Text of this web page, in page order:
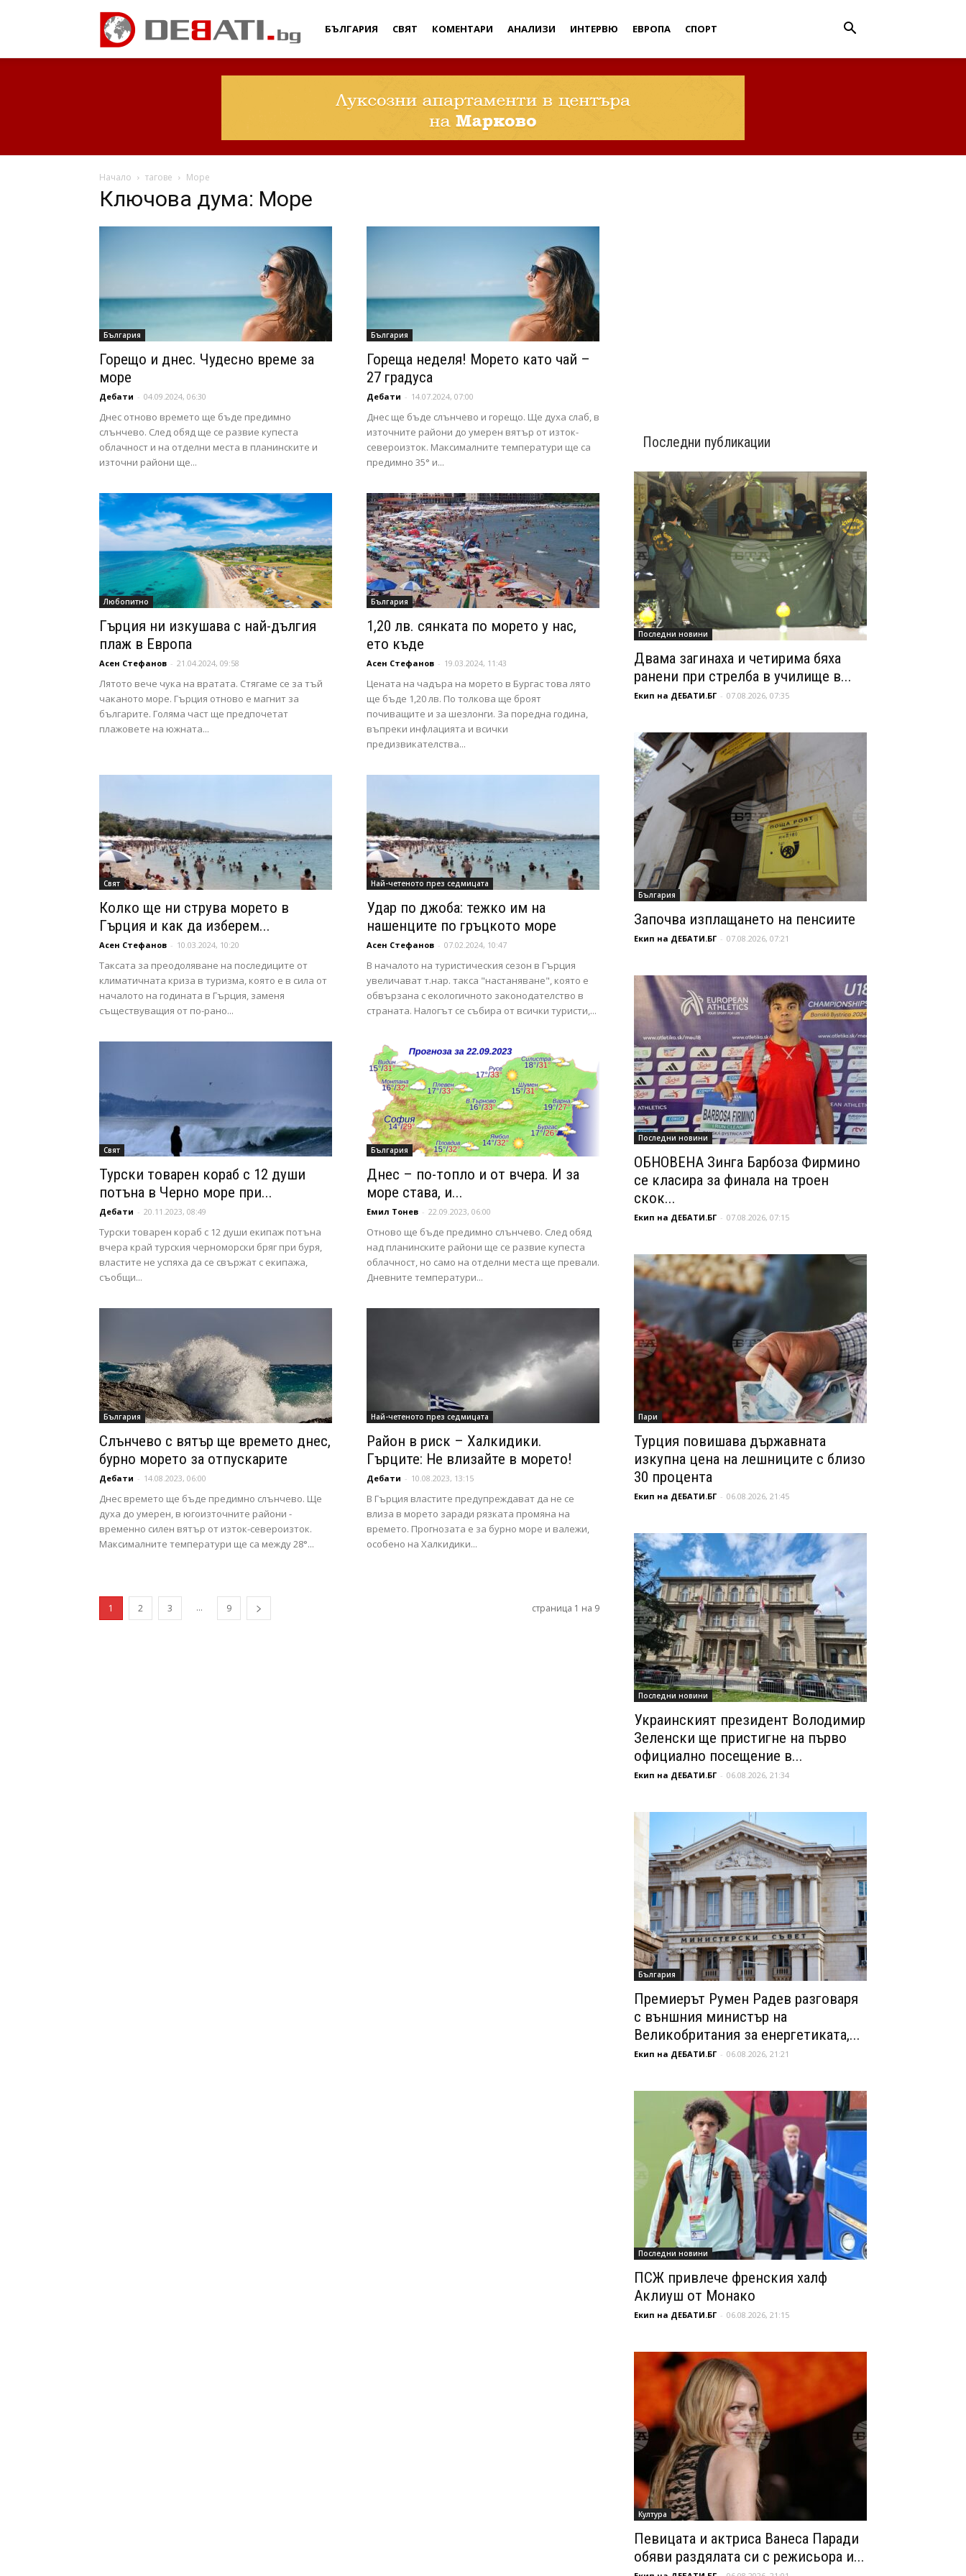
Дебати
БЪЛГАРИЯ СВЯТ КОМЕНТАРИ АНАЛИЗИ ИНТЕРВЮ ЕВРОПА СПОРТ
Начало тагове Море
Ключова дума: Море
България
Горещо и днес. Чудесно време за
море
Дебати - 04.09.2024, 06:30
Днес отново времето ще бъде предимно
слънчево. След обяд ще се развие купеста
облачност и на отделни места в планинските и
източни райони ще...
България
Гореща неделя! Морето като чай –
27 градуса
Дебати - 14.07.2024, 07:00
Днес ще бъде слънчево и горещо. Ще духа слаб, в
източните райони до умерен вятър от изток-
североизток. Максималните температури ще са
предимно 35° и...
Любопитно
Гърция ни изкушава с най-дългия
плаж в Европа
Асен Стефанов - 21.04.2024, 09:58
Лятото вече чука на вратата. Стягаме се за тъй
чаканото море. Гърция отново е магнит за
българите. Голяма част ще предпочетат
плажовете на южната...
България
1,20 лв. сянката по морето у нас,
ето къде
Асен Стефанов - 19.03.2024, 11:43
Цената на чадъра на морето в Бургас това лято
ще бъде 1,20 лв. По толкова ще броят
почиващите и за шезлонги. За поредна година,
въпреки инфлацията и всички
предизвикателства...
Свят
Колко ще ни струва морето в
Гърция и как да изберем...
Асен Стефанов - 10.03.2024, 10:20
Таксата за преодоляване на последиците от
климатичната криза в туризма, която е в сила от
началото на годината в Гърция, заменя
съществуващия от по-рано...
Най-четеното през седмицата
Удар по джоба: тежко им на
нашенците по гръцкото море
Асен Стефанов - 07.02.2024, 10:47
В началото на туристическия сезон в Гърция
увеличават т.нар. такса "настаняване", която е
обвързана с екологичното законодателство в
страната. Налогът се събира от всички туристи,...
Свят
Турски товарен кораб с 12 души
потъна в Черно море при...
Дебати - 20.11.2023, 08:49
Турски товарен кораб с 12 души екипаж потъна
вчера край турския черноморски бряг при буря,
властите не успяха да се свържат с екипажа,
съобщи...
България
Днес – по-топло и от вчера. И за
море става, и...
Емил Тонев - 22.09.2023, 06:00
Отново ще бъде предимно слънчево. След обяд
над планинските райони ще се развие купеста
облачност, но само на отделни места ще превали.
Дневните температури...
България
Слънчево с вятър ще времето днес,
бурно морето за отпускарите
Дебати - 14.08.2023, 06:00
Днес времето ще бъде предимно слънчево. Ще
духа до умерен, в югоизточните райони -
временно силен вятър от изток-североизток.
Максималните температури ще са между 28°...
Най-четеното през седмицата
Район в риск – Халкидики.
Гърците: Не влизайте в морето!
Дебати - 10.08.2023, 13:15
В Гърция властите предупреждават да не се
влиза в морето заради рязката промяна на
времето. Прогнозата е за бурно море и валежи,
особено на Халкидики...
1 2 3 ... 9 страница 1 на 9
Последни публикации
Последни новини
Двама загинаха и четирима бяха
ранени при стрелба в училище в...
Екип на ДЕБАТИ.БГ - 07.08.2026, 07:35
България
Започва изплащането на пенсиите
Екип на ДЕБАТИ.БГ - 07.08.2026, 07:21
Последни новини
ОБНОВЕНА Зинга Барбоза Фирмино
се класира за финала на троен
скок...
Екип на ДЕБАТИ.БГ - 07.08.2026, 07:15
Пари
Турция повишава държавната
изкупна цена на лешниците с близо
30 процента
Екип на ДЕБАТИ.БГ - 06.08.2026, 21:45
Последни новини
Украинският президент Володимир
Зеленски ще пристигне на първо
официално посещение в...
Екип на ДЕБАТИ.БГ - 06.08.2026, 21:34
България
Премиерът Румен Радев разговаря
с външния министър на
Великобритания за енергетиката,...
Екип на ДЕБАТИ.БГ - 06.08.2026, 21:21
Последни новини
ПСЖ привлече френския халф
Аклиуш от Монако
Екип на ДЕБАТИ.БГ - 06.08.2026, 21:15
Култура
Певицата и актриса Ванеса Паради
обяви раздялата си с режисьора и...